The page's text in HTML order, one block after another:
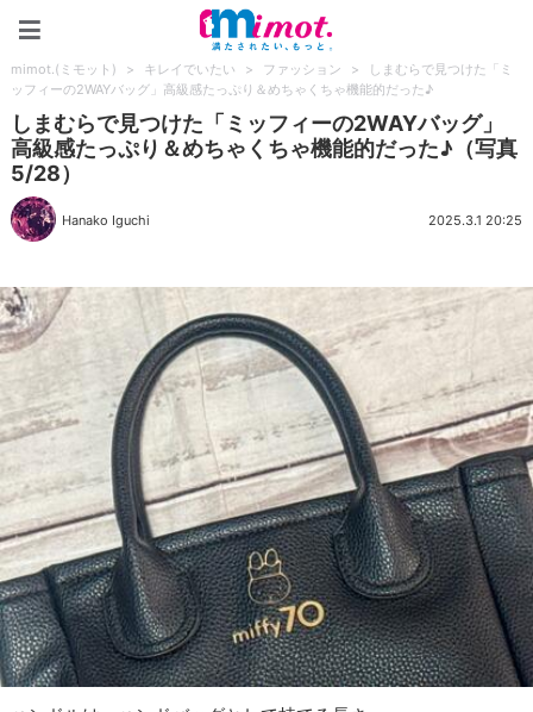
mimot.(ミモット) > キレイでいたい > ファッション >
しまむらで見つけた「ミ
ッフィーの2WAYバッグ」高級感たっぷり＆めちゃくちゃ機能的だった♪
しまむらで見つけた「ミッフィーの2WAYバッグ」
高級感たっぷり＆めちゃくちゃ機能的だった♪（写真
5/28）
Hanako Iguchi 2025.3.1 20:25